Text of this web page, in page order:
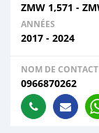
ZMW 1,571 -
ANNÉES
2017 - 2024
NOM DE CONTACT
0966870262